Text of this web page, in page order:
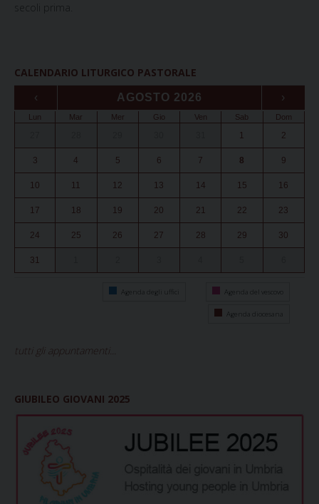
secoli prima.
CALENDARIO LITURGICO PASTORALE
‹ AGOSTO 2026 ›
Lun Mar Mer Gio Ven Sab Dom
1 2
3 4 5 6 7 8 9
10 11 12 13 14 15 16
17 18 19 20 21 22 23
24 25 26 27 28 29 30
31
Agenda degli uffici Agenda del vescovo
Agenda diocesana
tutti gli appuntamenti...
GIUBILEO GIOVANI 2025